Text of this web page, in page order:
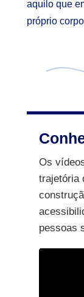
aquilo que
próprio
Os
trajetória
pessoas